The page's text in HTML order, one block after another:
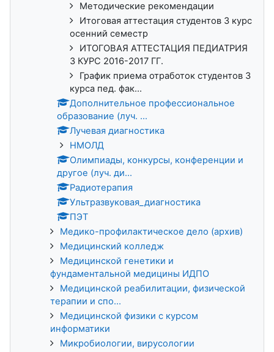
Методические рекомендации
Итоговая аттестация студентов 3 курс
осенний семестр
ИТОГОВАЯ АТТЕСТАЦИЯ ПЕДИАТРИЯ
3 КУРС 2016-2017 ГГ.
График приема отработок студентов 3
курса пед. фак...
Дополнительное профессиональное
образование (луч. ...
Лучевая диагностика
НМОЛД
Олимпиады, конкурсы, конференции и
другое (луч. ди...
Радиотерапия
Ультразвуковая_диагностика
ПЭТ
Медико-профилактическое дело (архив)
Медицинский колледж
Медицинской генетики и
фундаментальной медицины ИДПО
Медицинской реабилитации, физической
терапии и спо...
Медицинской физики с курсом
информатики
Микробиологии, вирусологии